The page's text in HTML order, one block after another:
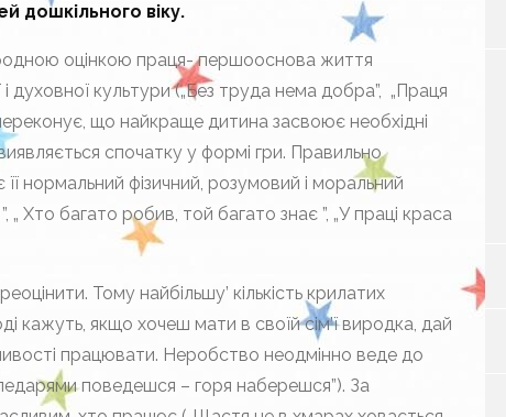
дошкільного віку.
оцінкою праця- першооснова життя
духовної культури („Без труда нема добра”, „Праця
що найкраще дитина засвоює необхідні
виявляється спочатку у формі гри. Правильно
нормальний фізичний, розумовий і моральний
багато робив, той багато знає ”, „У праці краса
Тому найбільшу’ кількість крилатих
кажуть, якщо хочеш мати в своїй сім’ї виродка, дай
працювати. Неробство неодмінно веде до
поведешся – горя наберешся”). За